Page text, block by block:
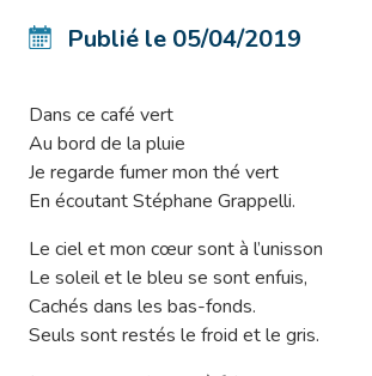
Publié le 05/04/2019
Dans ce café vert
Au bord de la pluie
Je regarde fumer mon thé vert
En écoutant Stéphane Grappelli.
Le ciel et mon cœur sont à l’unisson
Le soleil et le bleu se sont enfuis,
Cachés dans les bas-fonds.
Seuls sont restés le froid et le gris.